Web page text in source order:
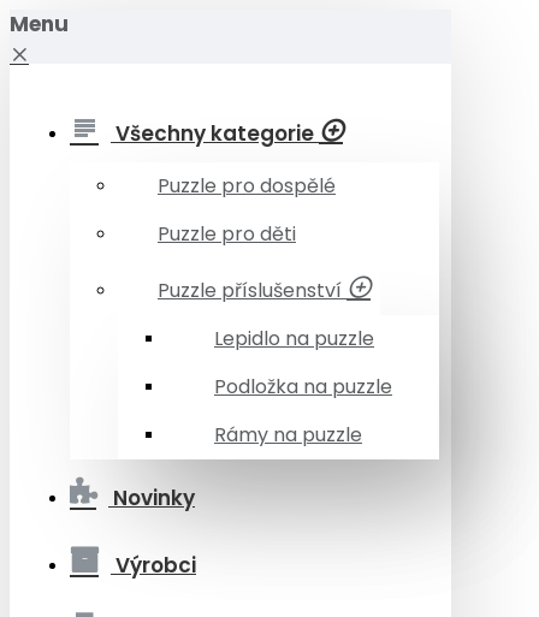
Menu
Všechny kategorie
Puzzle pro dospělé
Puzzle pro děti
Puzzle příslušenství
Lepidlo na puzzle
Podložka na puzzle
Rámy na puzzle
Novinky
Výrobci